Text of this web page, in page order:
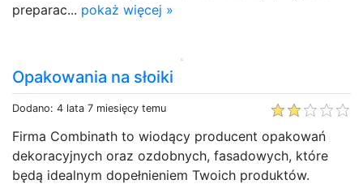
preparac... pokaż więcej »
Opakowania na słoiki
Dodano: 4 lata 7 miesięcy temu
Firma Combinath to wiodący producent opakowań
dekoracyjnych oraz ozdobnych, fasadowych, które
będą idealnym dopełnieniem Twoich produktów.